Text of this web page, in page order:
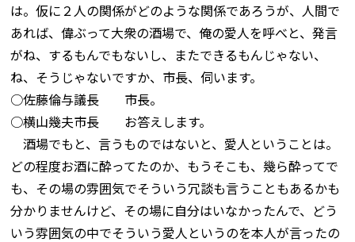
は。仮に２人の関係がどのような関係であろうが、人間で
あれば、偉ぶって大衆の酒場で、俺の愛人を呼べと、発言
がね、するもんでもないし、またできるもんじゃない、
ね、そうじゃないですか、市長、伺います。
○佐藤倫与議長 市長。
○横山幾夫市長 お答えします。
酒場でもと、言うものではないと、愛人ということは。
どの程度お酒に酔ってたのか、もうそこも、幾ら酔ってで
も、その場の雰囲気でそういう冗談も言うこともあるかも
分かりませんけど、その場に自分はいなかったんで、どう
いう雰囲気の中でそういう愛人というのを本人が言ったの